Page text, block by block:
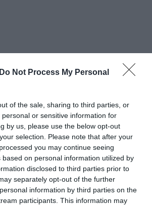
Do Not Process My Personal
of the sale, sharing to third parties, or
or sensitive information for
by us, please use the below opt-out
selection. Please note that after your
you may continue seeing
based on personal information utilized by
disclosed to third parties prior to
separately opt-out of the further
information by third parties on the
participants. This information may